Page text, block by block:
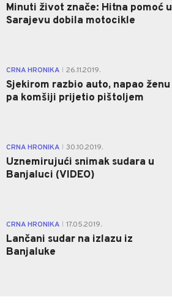
Minuti život znače: Hitna pomoć u
Sarajevu dobila motocikle
CRNA HRONIKA 26.11.2019.
Sjekirom razbio auto, napao ženu
pa komšiji prijetio pištoljem
CRNA HRONIKA 30.10.2019.
Uznemirujući snimak sudara u
Banjaluci (VIDEO)
CRNA HRONIKA 17.05.2019.
Lančani sudar na izlazu iz
Banjaluke